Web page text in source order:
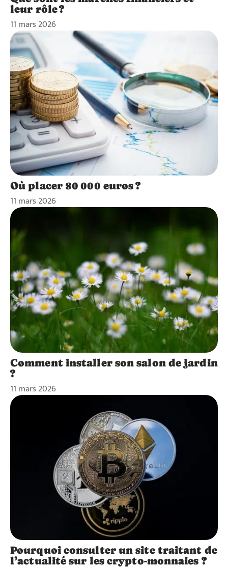
leur rôle ?
11 mars 2026
Où placer 80 000 euros ?
11 mars 2026
Comment installer son salon de jardin
?
11 mars 2026
Pourquoi consulter un site traitant de
l’actualité sur les crypto-monnaies ?